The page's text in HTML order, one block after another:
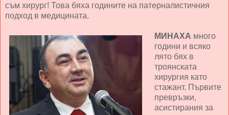
съм хирург! Това бяха годините на патерналистичния
подход в медицината.
МИНАХА много
години и всяко
лято бях в
троянската
хирургия като
стажант. Първите
превръзки,
асистирания за